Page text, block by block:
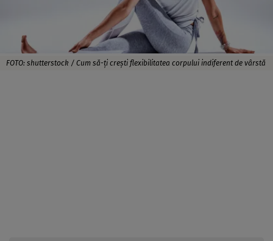
FOTO: shutterstock / Cum să-ţi creşti flexibilitatea corpului indiferent de vârstă